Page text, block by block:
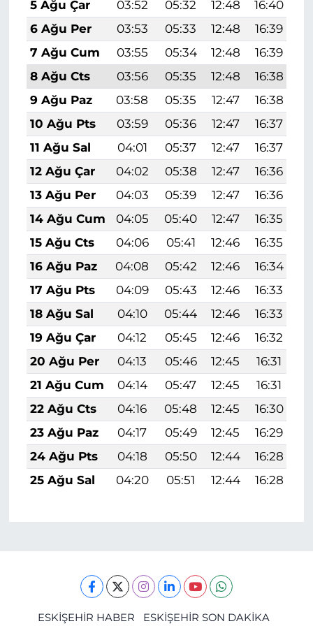
5 Ağu Çar
03:52 05:32 12:48 16:40
6 Ağu Per
03:53 05:33 12:48 16:39
7 Ağu Cum
03:55 05:34 12:48 16:39
8 Ağu Cts
03:56 05:35 12:48 16:38
9 Ağu Paz
03:58 05:35 12:47 16:38
10 Ağu Pts
03:59 05:36 12:47 16:37
11 Ağu Sal
04:01 05:37 12:47 16:37
12 Ağu Çar
04:02 05:38 12:47 16:36
13 Ağu Per
04:03 05:39 12:47 16:36
14 Ağu Cum
04:05 05:40 12:47 16:35
15 Ağu Cts
04:06 05:41 12:46 16:35
16 Ağu Paz
04:08 05:42 12:46 16:34
17 Ağu Pts
04:09 05:43 12:46 16:33
18 Ağu Sal
04:10 05:44 12:46 16:33
19 Ağu Çar
04:12 05:45 12:46 16:32
20 Ağu Per
04:13 05:46 12:45 16:31
21 Ağu Cum
04:14 05:47 12:45 16:31
22 Ağu Cts
04:16 05:48 12:45 16:30
23 Ağu Paz
04:17 05:49 12:45 16:29
24 Ağu Pts
04:18 05:50 12:44 16:28
25 Ağu Sal
04:20 05:51 12:44 16:28
ESKİŞEHİR HABER ESKİŞEHİR SON DAKİKA